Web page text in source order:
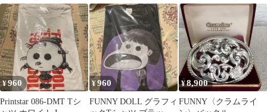
ンチョ 本物硬貨
アン柄スカート
¥960
Printstar 086-DMT Tシ
¥960
FUNNY DOLL グラフィ
¥8,900
FUNNY〈クラムライ